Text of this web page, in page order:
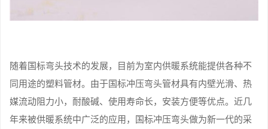
随着国标弯头技术的发展，目前为室内供暖系统能提供各种不
同用途的塑料管材。由于国标冲压弯头管材具有内壁光滑、热
媒流动阻力小，耐酸碱、使用寿命长，安装方便等优点。近几
年来被供暖系统中广泛的应用，国标冲压弯头做为新一代的采